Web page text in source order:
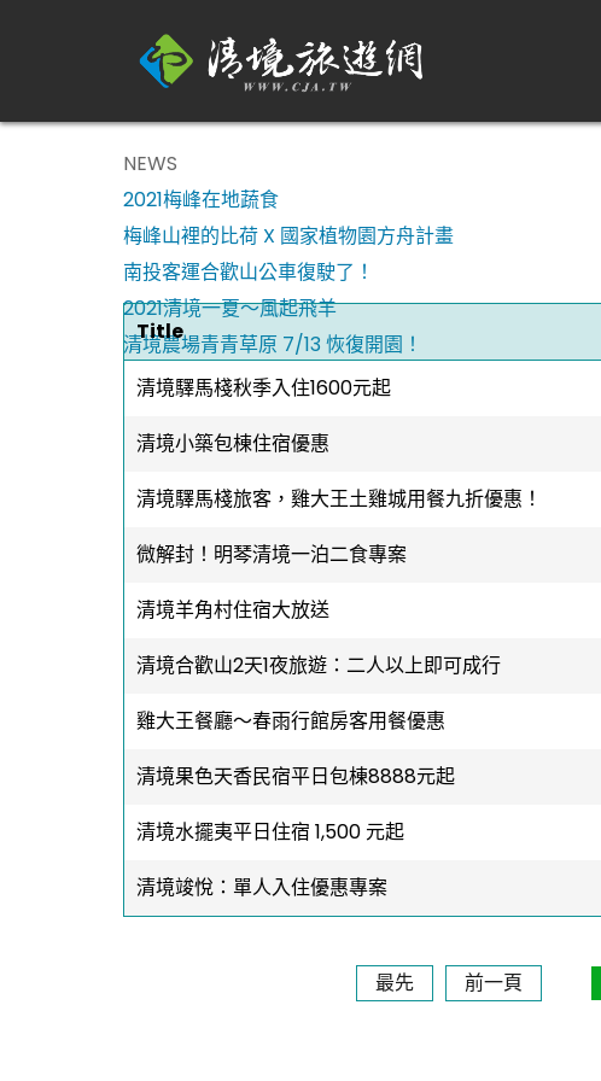
NEWS
2021梅峰在地蔬食
梅峰山裡的比荷 X 國家植物園方舟計畫
南投客運合歡山公車復駛了！
2021清境一夏～風起飛羊
清境農場青青草原 7/13 恢復開園！
Title
清境驛馬棧秋季入住1600元起
清境小築包棟住宿優惠
清境驛馬棧旅客，雞大王土雞城用餐九折優惠！
微解封！明琴清境一泊二食專案
清境羊角村住宿大放送
清境合歡山2天1夜旅遊：二人以上即可成行
雞大王餐廳～春雨行館房客用餐優惠
清境果色天香民宿平日包棟8888元起
清境水擺夷平日住宿 1,500 元起
清境竣悅：單人入住優惠專案
最先 前一頁